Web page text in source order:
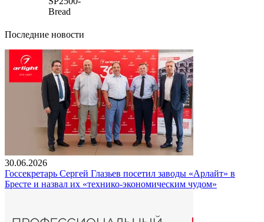
Bread
Последние новости
30.06.2026
Госсекретарь Сергей Глазьев посетил заводы «Арлайт» в
Бресте и назвал их «технико-экономическим чудом»